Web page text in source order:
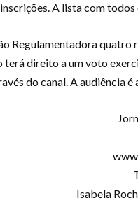
A lista com
Regulamentadora
direito a um voto
do canal. A audiência
Isabela